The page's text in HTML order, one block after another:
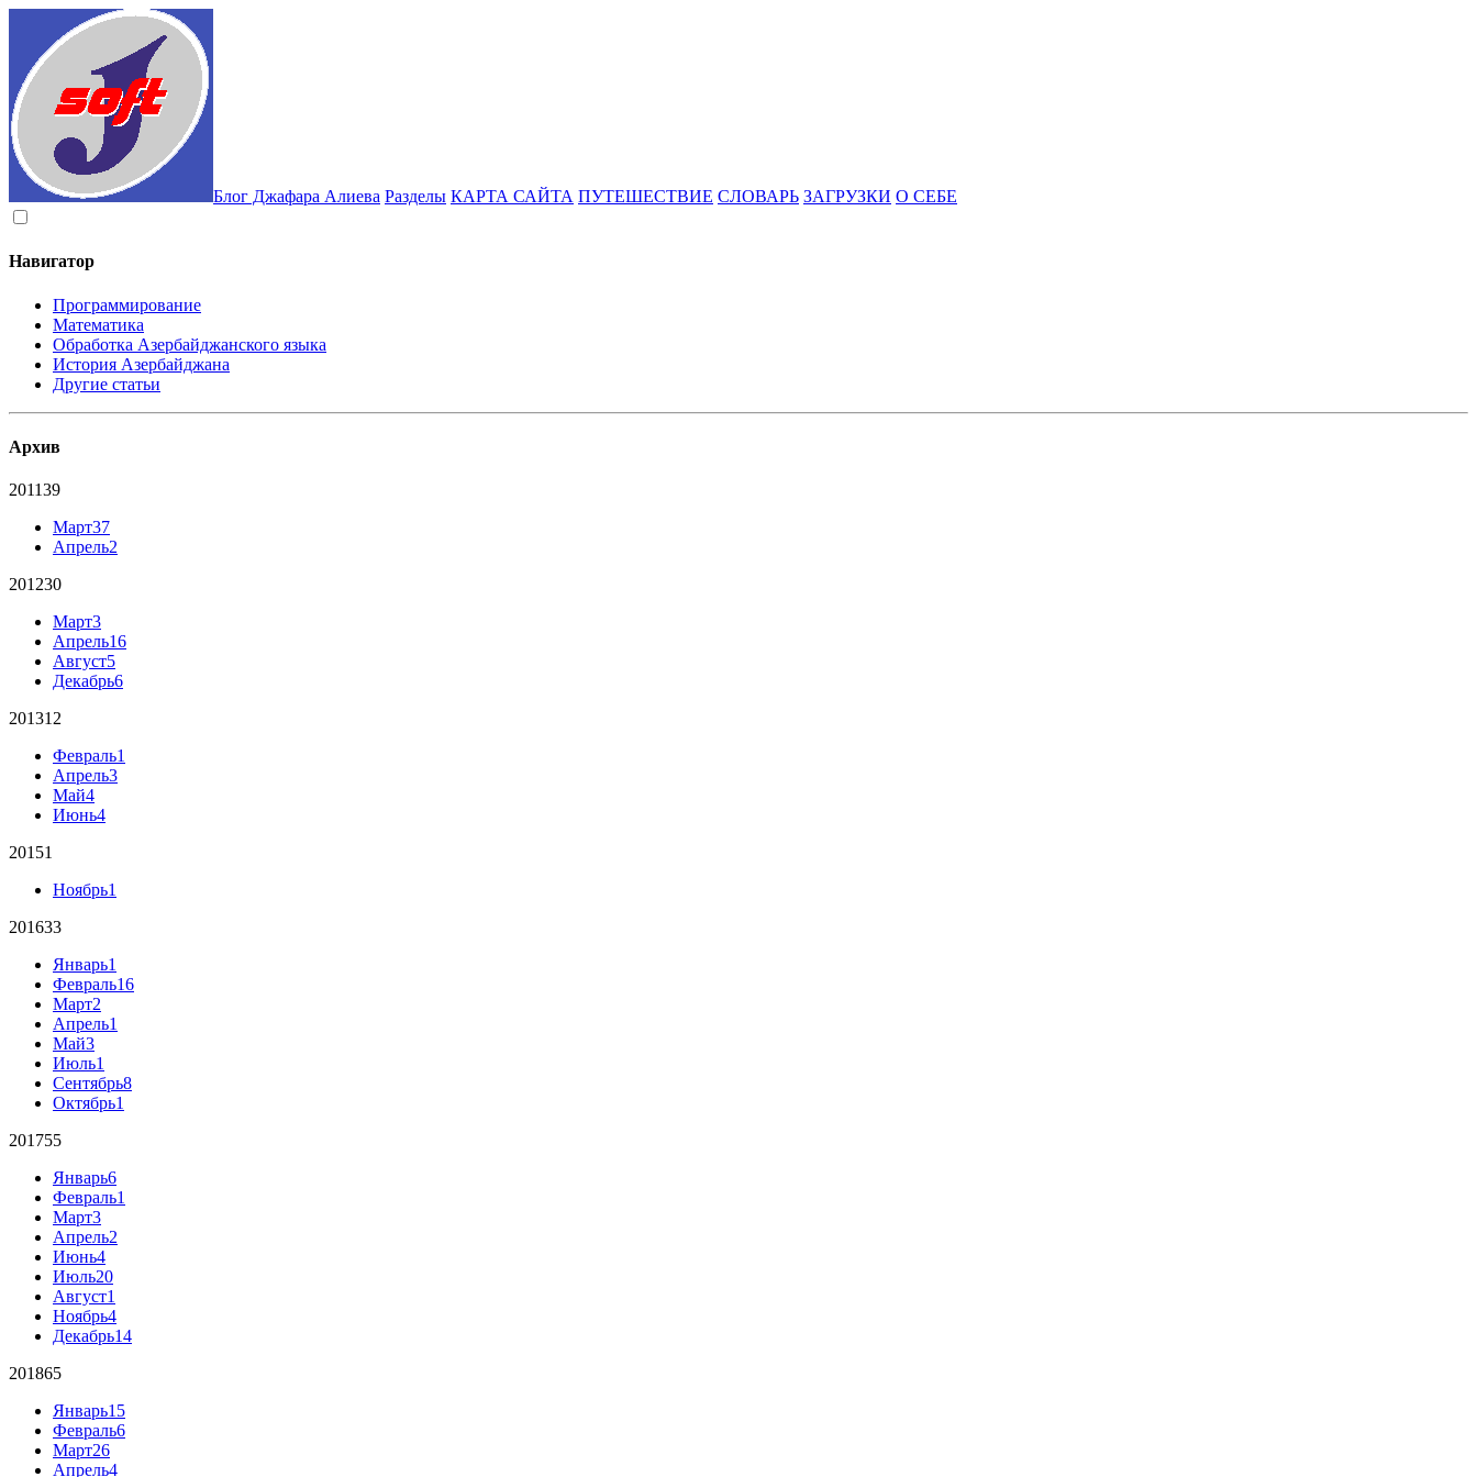
Блог Джафара Алиева Разделы КАРТА САЙТА ПУТЕШЕСТВИЕ СЛОВАРЬ ЗАГРУЗКИ О СЕБЕ
Навигатор
Программирование
Математика
Обработка Азербайджанского языка
История Азербайджана
Другие статьи
Архив
201139
Март37
Апрель2
201230
Март3
Апрель16
Август5
Декабрь6
201312
Февраль1
Апрель3
Май4
Июнь4
20151
Ноябрь1
201633
Январь1
Февраль16
Март2
Апрель1
Май3
Июль1
Сентябрь8
Октябрь1
201755
Январь6
Февраль1
Март3
Апрель2
Июнь4
Июль20
Август1
Ноябрь4
Декабрь14
201865
Январь15
Февраль6
Март26
Апрель4